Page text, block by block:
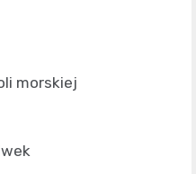
morskiej